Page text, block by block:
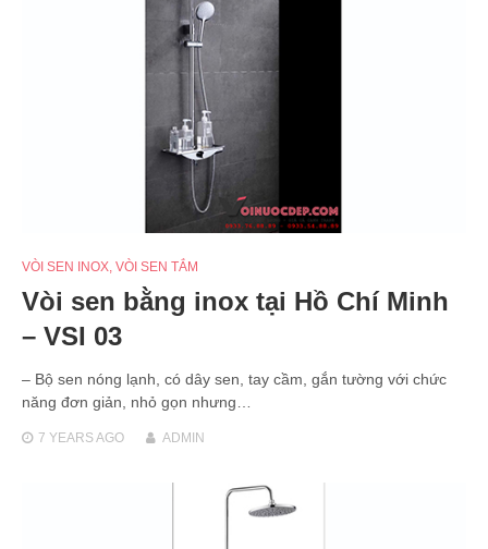
VÒI SEN INOX, VÒI SEN TẮM
Vòi sen bằng inox tại Hồ Chí Minh
– VSI 03
– Bộ sen nóng lạnh, có dây sen, tay cầm, gắn tường với chức
năng đơn giản, nhỏ gọn nhưng…
7 YEARSAGO ADMIN